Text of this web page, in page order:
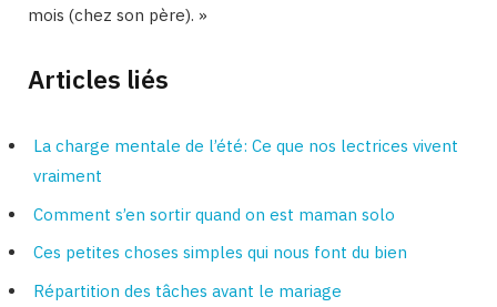
mois (chez son père). »
Articles liés
La charge mentale de l’été: Ce que nos lectrices vivent
vraiment
Comment s’en sortir quand on est maman solo
Ces petites choses simples qui nous font du bien
Répartition des tâches avant le mariage